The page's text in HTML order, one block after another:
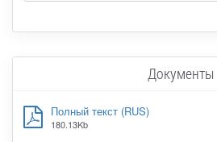
Документы
Полный текст (RUS)
180.13Kb